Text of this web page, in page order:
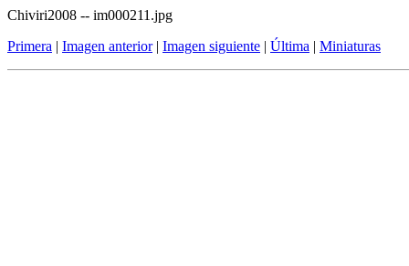
Chiviri2008 -- im000211.jpg
Primera | Imagen anterior| Imagen siguiente | Última | Miniaturas